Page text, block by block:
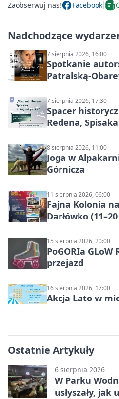
Zaobserwuj nas! Facebook
Nadchodzące
7 sierpnia 2026, 16:00
Spotkanie
Patralską-
7 sierpnia 2026, 17:30
Spacer
Redena,
8 sierpnia 2026, 11:00
Joga w
Górnicza
11 sierpnia 2026, 06:00
Fajna Kolonia
Darłówko
15 sierpnia 2026, 20:00
PoGORIa GLoW
przejazd
16 sierpnia 2026, 17:00
Akcja Lato w
Ostatnie Artykuły
6 sierpnia 2026
W Parku
usłyszały,